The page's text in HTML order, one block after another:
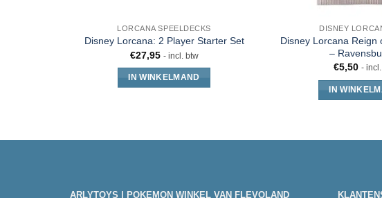
LORCANA SPEELDECKS
Disney Lorcana: 2 Player Starter Set
€27,95 - incl. btw
IN WINKELMAND
DISNEY
Disney Lorcana Reign
–
€5,50 -
IN
ARLYTOYS | POKEMON WINKEL VAN FLEVOLAND